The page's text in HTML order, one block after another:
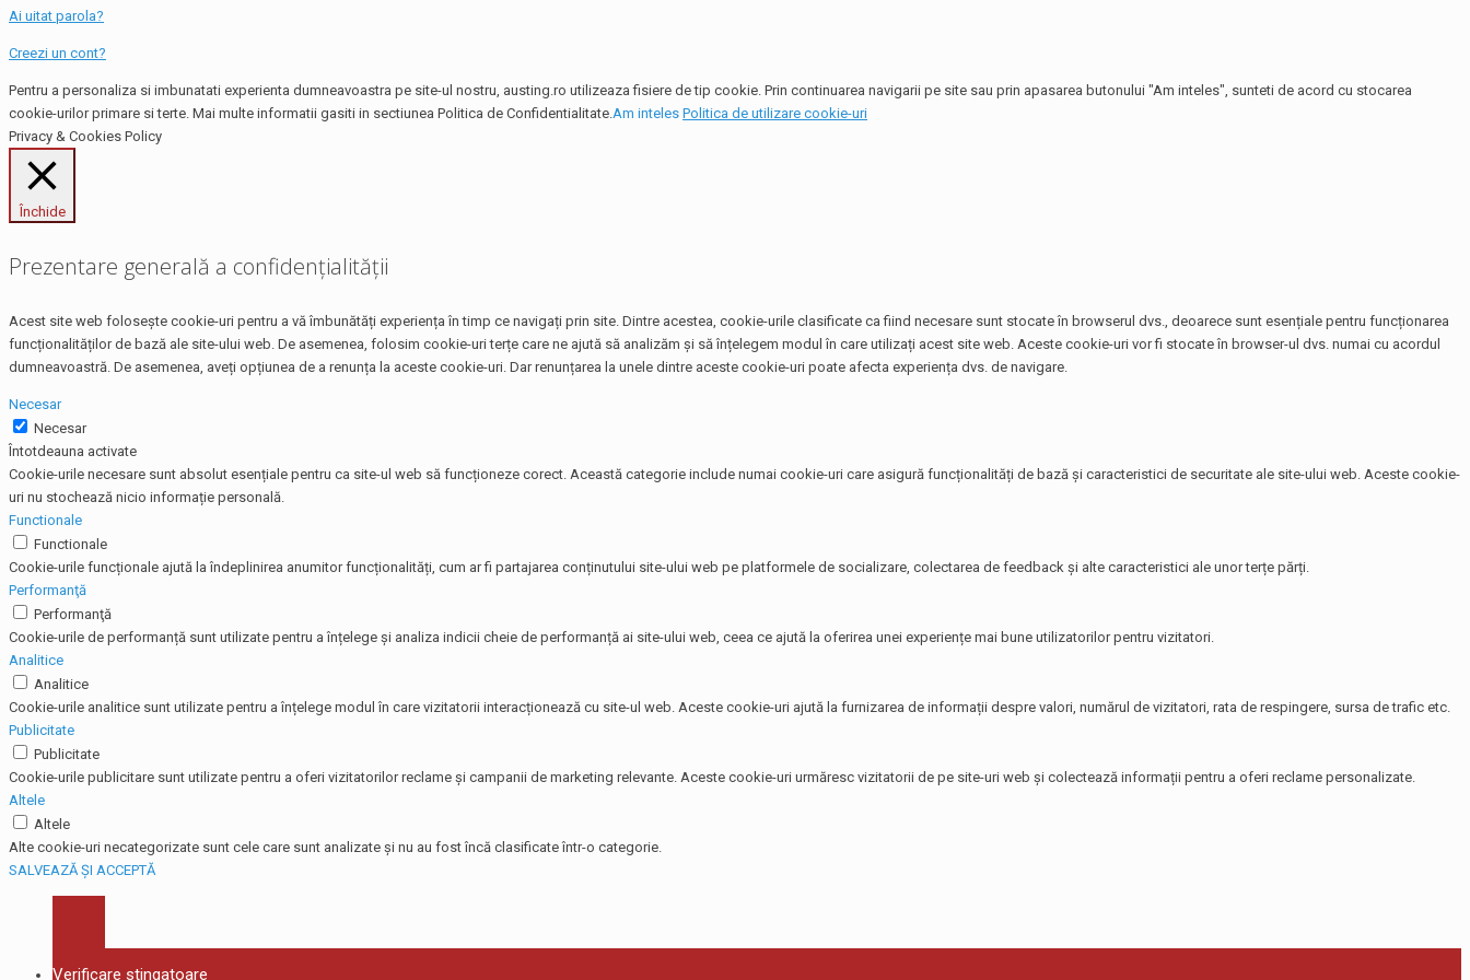
Ai uitat parola?
Creezi un cont?
Pentru a personaliza si imbunatati experienta dumneavoastra pe site-ul nostru, austing.ro utilizeaza fisiere de tip cookie. Prin continuarea navigarii pe site sau prin apasarea butonului "Am inteles", sunteti de acord cu stocarea
cookie-urilor primare si terte. Mai multe informatii gasiti in sectiunea Politica de Confidentialitate.Am inteles Politica de utilizare cookie-uri
Privacy & Cookies Policy
Închide
Prezentare generală a confidențialității
Acest site web folosește cookie-uri pentru a vă îmbunătăți experiența în timp ce navigați prin site. Dintre acestea, cookie-urile clasificate ca fiind necesare sunt stocate în browserul dvs., deoarece sunt esențiale pentru funcționarea
funcționalităților de bază ale site-ului web. De asemenea, folosim cookie-uri terțe care ne ajută să analizăm și să înțelegem modul în care utilizați acest site web. Aceste cookie-uri vor fi stocate în browser-ul dvs. numai cu acordul
dumneavoastră. De asemenea, aveți opțiunea de a renunța la aceste cookie-uri. Dar renunțarea la unele dintre aceste cookie-uri poate afecta experiența dvs. de navigare.
Necesar
Necesar
Întotdeauna activate
Cookie-urile necesare sunt absolut esențiale pentru ca site-ul web să funcționeze corect. Această categorie include numai cookie-uri care asigură funcționalități de bază și caracteristici de securitate ale site-ului web. Aceste cookie-
uri nu stochează nicio informație personală.
Functionale
Functionale
Cookie-urile funcționale ajută la îndeplinirea anumitor funcționalități, cum ar fi partajarea conținutului site-ului web pe platformele de socializare, colectarea de feedback și alte caracteristici ale unor terțe părți.
Performanţă
Performanţă
Cookie-urile de performanță sunt utilizate pentru a înțelege și analiza indicii cheie de performanță ai site-ului web, ceea ce ajută la oferirea unei experiențe mai bune utilizatorilor pentru vizitatori.
Analitice
Analitice
Cookie-urile analitice sunt utilizate pentru a înțelege modul în care vizitatorii interacționează cu site-ul web. Aceste cookie-uri ajută la furnizarea de informații despre valori, numărul de vizitatori, rata de respingere, sursa de trafic etc.
Publicitate
Publicitate
Cookie-urile publicitare sunt utilizate pentru a oferi vizitatorilor reclame și campanii de marketing relevante. Aceste cookie-uri urmăresc vizitatorii de pe site-uri web și colectează informații pentru a oferi reclame personalizate.
Altele
Altele
Alte cookie-uri necategorizate sunt cele care sunt analizate și nu au fost încă clasificate într-o categorie.
SALVEAZĂ ȘI ACCEPTĂ
Verificare stingatoare